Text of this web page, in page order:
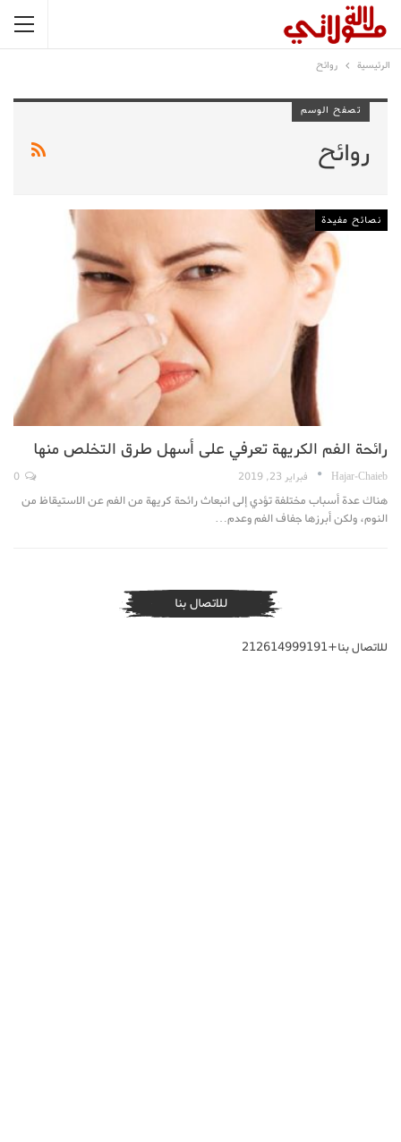
الرئيسية روائح
تصفح الوسم
روائح
نصائح مفيدة
رائحة الفم الكريهة تعرفي على أسهل طرق التخلص منها
Hajar-Chaieb فبراير 23, 2019
هناك عدة أسباب مختلفة تؤدي إلى انبعاث رائحة كريهة من الفم عن الاستيقاظ من
النوم، ولكن أبرزها جفاف الفم وعدم…
للاتصال بنا
للاتصال بنا+212614999191